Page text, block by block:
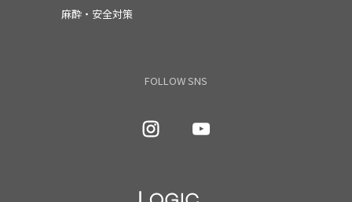
麻酔・安全対策
FOLLOW SNS